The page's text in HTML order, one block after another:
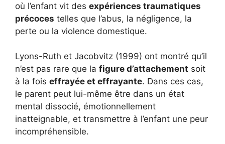
où l’enfant vit des expériences traumatiques
précoces telles que l’abus, la négligence, la
perte ou la violence domestique.
Lyons-Ruth et Jacobvitz (1999) ont montré qu’il
n’est pas rare que la figure d’attachement soit
à la fois effrayée et effrayante. Dans ces cas,
le parent peut lui-même être dans un état
mental dissocié, émotionnellement
inatteignable, et transmettre à l’enfant une peur
incompréhensible.